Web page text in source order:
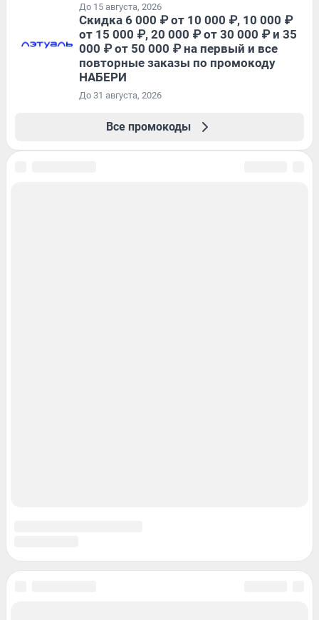
До 15 августа, 2026
Скидка 6 000 ₽ от 10 000 ₽, 10 000 ₽
от 15 000 ₽, 20 000 ₽ от 30 000 ₽ и 35
000 ₽ от 50 000 ₽ на первый и все
повторные заказы по промокоду
НАБЕРИ
До 31 августа, 2026
Все промокоды